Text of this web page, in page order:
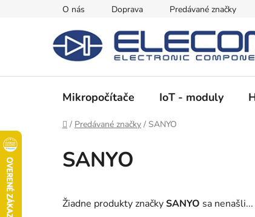
O nás Doprava Predávané značky
Mikropočítače IoT - moduly
Domov
/ Predávané značky / SANYO
SANYO
Žiadne produkty značkySANYO sa nenašli...